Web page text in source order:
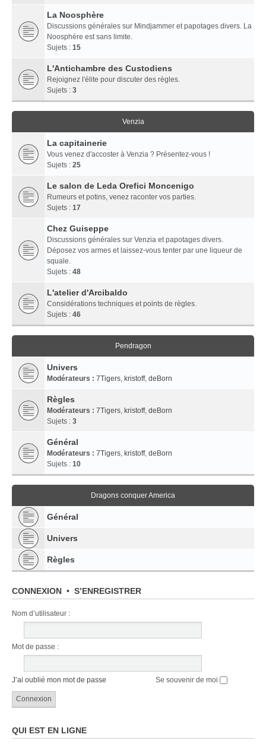
La Noosphère
Discussions générales sur Mindjammer et papotages divers. La
Noosphère est sans limite.
Sujets : 15
L'Antichambre des Custodiens
Rejoignez l'élite pour discuter des règles.
Sujets : 3
Venzia
La capitainerie
Vous venez d'accoster à Venzia ? Présentez-vous !
Sujets : 25
Le salon de Leda Orefici Moncenigo
Rumeurs et potins, venez raconter vos parties.
Sujets : 17
Chez Guiseppe
Discussions générales sur Venzia et papotages divers.
Déposez vos armes et laissez-vous tenter par une liqueur de
squale.
Sujets : 48
L'atelier d'Arcibaldo
Considérations techniques et points de règles.
Sujets : 46
Pendragon
Univers
Modérateurs : 7Tigers, kristoff, deBorn
Règles
Modérateurs : 7Tigers, kristoff, deBorn
Sujets : 3
Général
Modérateurs : 7Tigers, kristoff, deBorn
Sujets : 10
Dragons conquer America
Général
Univers
Règles
CONNEXION • S’ENREGISTRER
Nom d’utilisateur :
Mot de passe :
J’ai oublié mon mot de passe Se souvenir de moi
QUI EST EN LIGNE